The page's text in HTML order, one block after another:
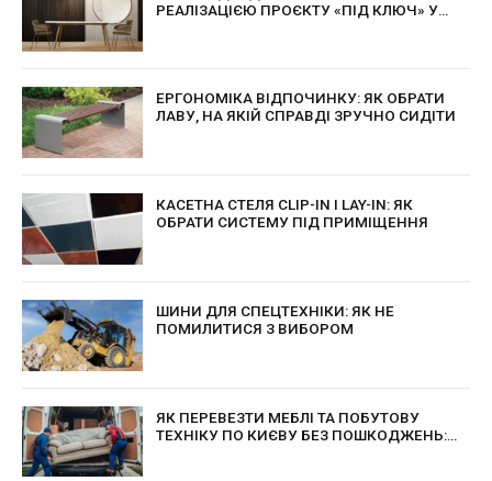
РЕАЛІЗАЦІЄЮ ПРОЄКТУ «ПІД КЛЮЧ» У
ЕРГОНОМІКА ВІДПОЧИНКУ: ЯК ОБРАТИ
ЛАВУ, НА ЯКІЙ СПРАВДІ ЗРУЧНО СИДІТИ
КАСЕТНА СТЕЛЯ CLIP-IN І LAY-IN: ЯК
ОБРАТИ СИСТЕМУ ПІД ПРИМІЩЕННЯ
ШИНИ ДЛЯ СПЕЦТЕХНІКИ: ЯК НЕ
ПОМИЛИТИСЯ З ВИБОРОМ
ЯК ПЕРЕВЕЗТИ МЕБЛІ ТА ПОБУТОВУ
ТЕХНІКУ ПО КИЄВУ БЕЗ ПОШКОДЖЕНЬ: